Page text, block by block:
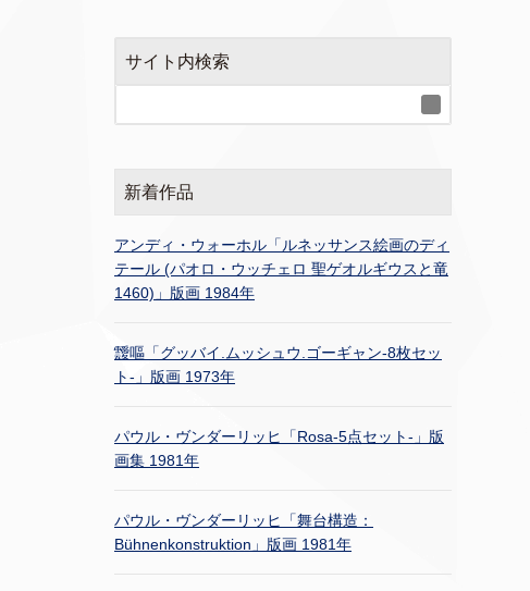
サイト内検索
新着作品
アンディ・ウォーホル「ルネッサンス絵画のディ
テール (パオロ・ウッチェロ 聖ゲオルギウスと竜
1460)」版画 1984年
靉嘔「グッバイ.ムッシュウ.ゴーギャン-8枚セッ
ト-」版画 1973年
パウル・ヴンダーリッヒ「Rosa-5点セット-」版
画集 1981年
パウル・ヴンダーリッヒ「舞台構造：
Bühnenkonstruktion」版画 1981年